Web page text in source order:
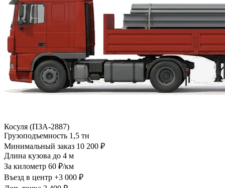
Косуля (ПЗА-2887)
Грузоподъемность 1,5 тн
Минимальный заказ 10 200 ₽
Длина кузова до 4 м
За километр 60 ₽/км
Въезд в центр +3 000 ₽